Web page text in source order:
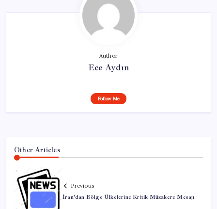
Author
Ece Aydın
Follow Me
Other Articles
Previous
İran’dan Bölge Ülkelerine Kritik Müzakere Mesajı